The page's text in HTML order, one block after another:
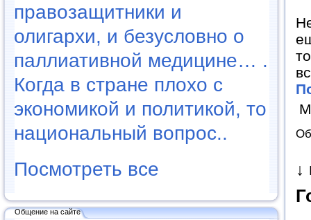
правозащитники и
олигархи, и безусловно о
паллиативной медицине… .
Когда в стране плохо с
экономикой и политикой, то
национальный вопрос..
Посмотреть все
Общение на сайте